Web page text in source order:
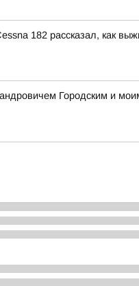
182 рассказал, как
Городским и